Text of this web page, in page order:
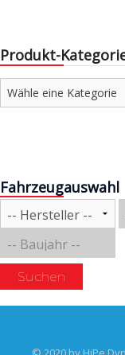
Produkt-
Fahrzeugauswahl
Suchen